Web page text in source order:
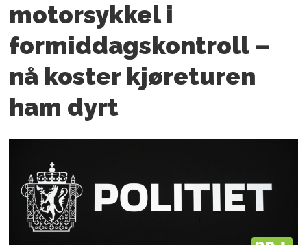
motorsykkel i
formiddagskontroll –
nå koster kjøreturen
ham dyrt